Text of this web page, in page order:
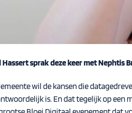
Hassertsprak deze keer metNephtis
wil de kansen die
is. En dat tegelijk op een